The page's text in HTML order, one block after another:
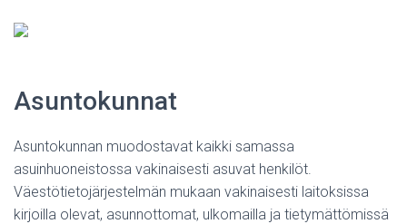
Asuntokunnat
Asuntokunnan muodostavat kaikki samassa
asuinhuoneistossa vakinaisesti asuvat henkilöt.
Väestötietojärjestelmän mukaan vakinaisesti laitoksissa
kirjoilla olevat, asunnottomat, ulkomailla ja tietymättömissä